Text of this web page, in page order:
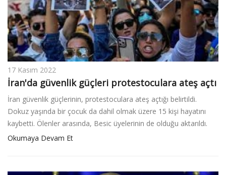
17 Kasım 2022
İran'da güvenlik güçleri protestoculara ateş açtı
İran güvenlik güçlerinin, protestoculara ateş açtığı belirtildi.
Dokuz yaşında bir çocuk da dahil olmak üzere 15 kişi hayatını
kaybetti. Ölenler arasında, Besic üyelerinin de olduğu aktarıldı.
Okumaya Devam Et